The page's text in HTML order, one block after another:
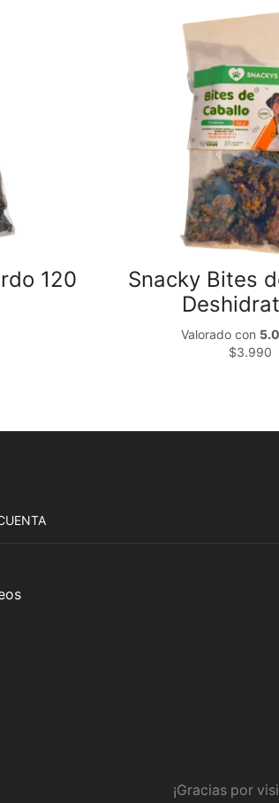
120
Snacky Bites
Valorado con
$3.990
¡Gracias por